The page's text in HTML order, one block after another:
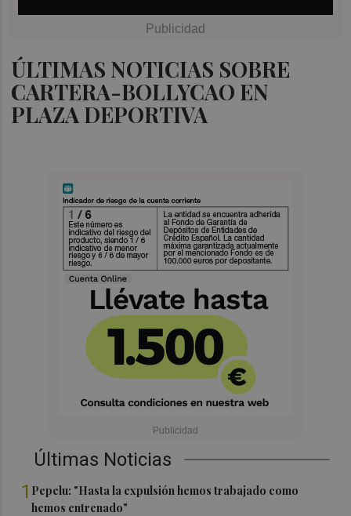
ÚLTIMAS NOTICIAS SOBRE
CARTERA-BOLLYCAO EN
PLAZA DEPORTIVA
Últimas Noticias
1 Pepelu: "Hasta la expulsión hemos trabajado como
hemos entrenado"